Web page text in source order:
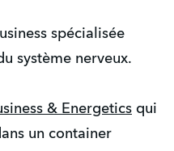
spécialisée
système nerveux.
& Energetics qui
un container